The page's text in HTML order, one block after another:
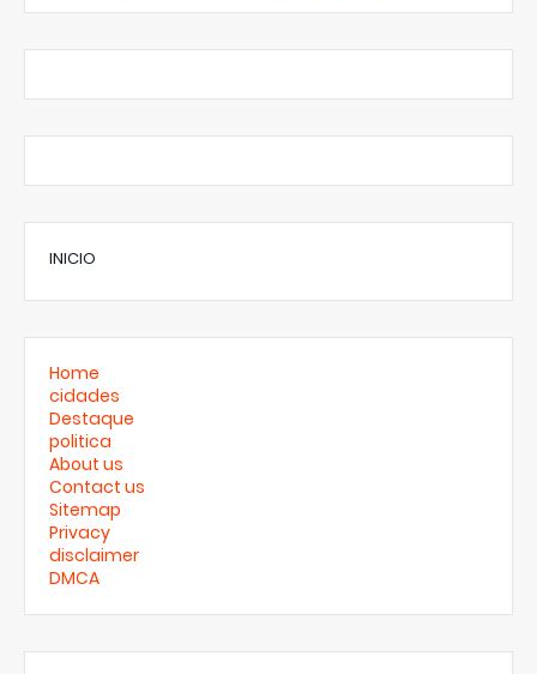
INICIO
Home
cidades
Destaque
politica
About us
Contact us
Sitemap
Privacy
disclaimer
DMCA